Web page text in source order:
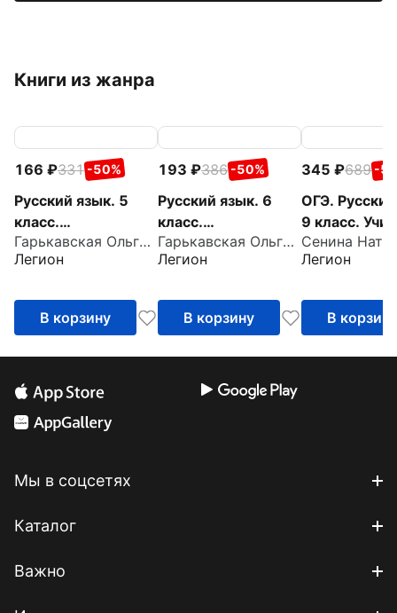
Книги из жанра
166 331 -50%
Русский язык. 5
класс.
Орфографический
тренинг
Гарькавская Ольга Геннадьевна
Легион
В корзину
193 386 -50%
Русский язык. 6
класс.
Орфография.
Практикум
Гарькавская Ольга Геннадьевна
Легион
В корзину
345 689 -
ОГЭ.
9 класс.
писать
Задание
Легион
В корзину
Мы в соцсетях
Каталог
Важно